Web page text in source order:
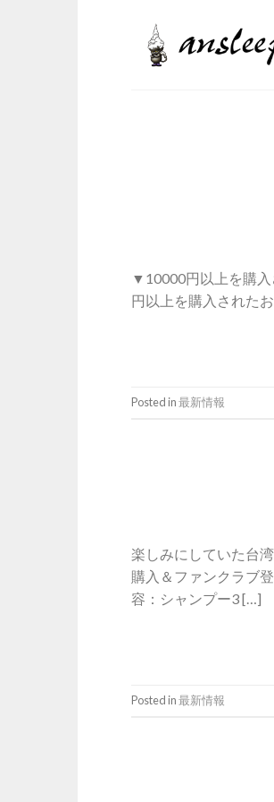
▼10000円以上を購
円以上を購入された
Posted in最新情報
楽しみにしていた台
購入＆ファンクラブ
容：シャンプー3 […]
Posted in最新情報